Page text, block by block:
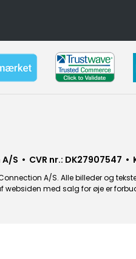
S • CVR nr.: DK27907547
A/S. Alle billeder og
med salg for øje er